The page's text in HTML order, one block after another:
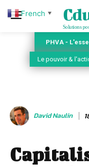
Solutions
PHVA -
Le pouvoir &
David Naulin
French ▼